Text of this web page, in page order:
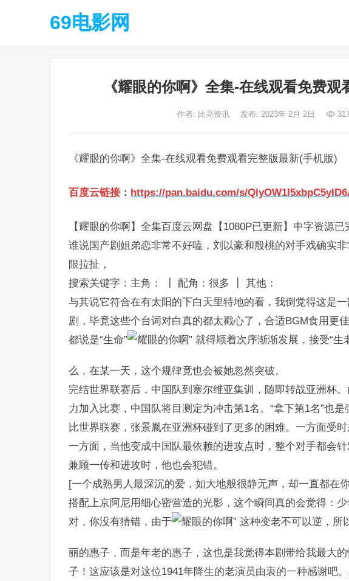
69电影网
《耀眼的你啊》全集-在线观看免费
作者: 比亮资讯 发布: 2023年 2月 2日
《耀眼的你啊》全集-在线观看免费观看完整版最新(手机版)
百度云链接 ： https://pan.baidu.com/s/
【耀眼的你啊】全集百度云网盘【1080P已更新】中字资源已
谁说国产剧姐弟恋非常不好嗑，刘以豪和殷桃的对手戏确实
限拉扯，
搜索关键字：主角： ┃ 配角：很多 ┃ 其他：
与其说它符合在有太阳的下白天里特地的看，我倒觉得这是
剧，毕竟这些个台词对白真的都太戳心了，合适BGM食用更佳
都说是“生命”
就得顺着次序渐渐发展，接受“
么，在某一天，这个规律竟也会被她忽然突破。
完结世界联赛后，中国队到塞尔维亚集训，随即转战亚洲杯
力加入比赛，中国队将目测定为冲击第1名。“拿下第1名”也
比世界联赛，张景胤在亚洲杯碰到了更多的困难。一方面受
一方面，当他变成中国队最依赖的进攻点时，整个对手都会
兼顾一传和进攻时，他也会犯错。
[一个成熟男人最深沉的爱，如大地般很静无声，却一直都在
搭配上京阿尼用细心密营造的光影，这个瞬间真的会觉得：
对，你没有猜错，由于
这种变老不可以逆，所
丽的惠子，而是年老的惠子，这也是我觉得本剧带给我最大
子！这应该是对这位1941年降生的老演员由衷的一种感谢吧